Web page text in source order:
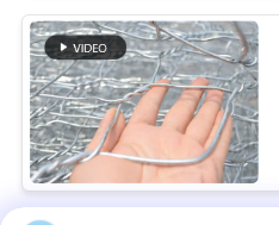
POLITIQUE
DE